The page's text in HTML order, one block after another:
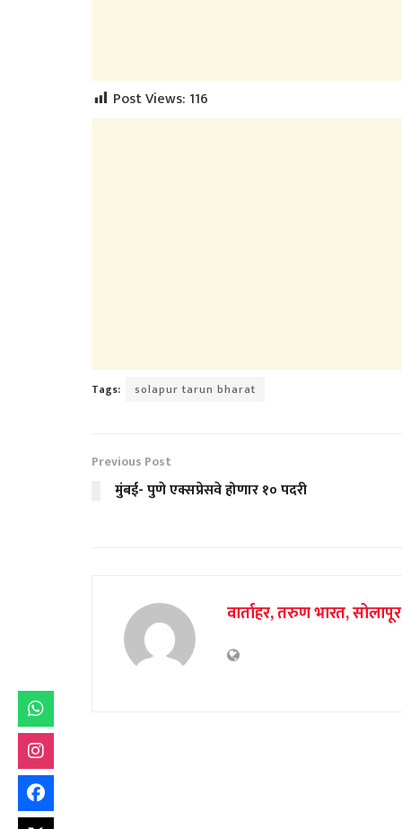
Post Views: 116
Tags: solapur tarun bharat
Previous Post
मुंबई- पुणे एक्सप्रेसवे होणार १० पदरी
वार्ताहर, तरुण भारत, सोलापूर